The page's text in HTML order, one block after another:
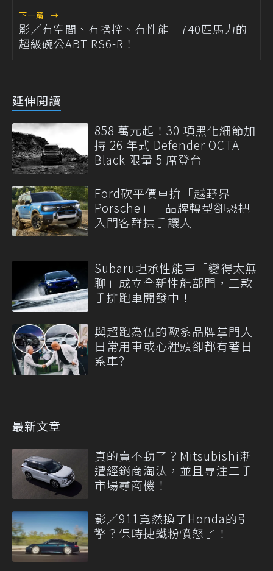
下一篇 →
影／有空間、有操控、有性能 740匹馬力的
超級碗公ABT RS6-R！
延伸閱讀
858 萬元起！30 項黑化細節加
持 26 年式 Defender OCTA
Black 限量 5 席登台
Ford砍平價車拚「越野界
Porsche」 品牌轉型卻恐把
入門客群拱手讓人
Subaru坦承性能車「變得太無
聊」成立全新性能部門，三款
手排跑車開發中！
與超跑為伍的歐系品牌掌門人
日常用車或心裡頭卻都有著日
系車?
最新文章
真的賣不動了？Mitsubishi漸
遭經銷商淘汰，並且專注二手
市場尋商機！
影／911竟然換了Honda的引
擎？保時捷鐵粉憤怒了！